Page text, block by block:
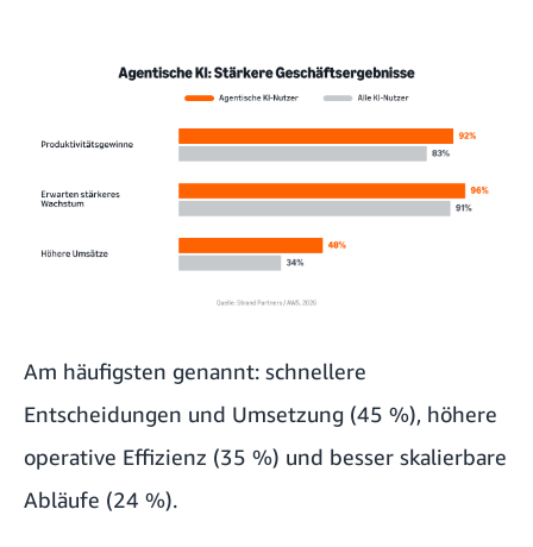
Am häufigsten genannt: schnellere
Entscheidungen und Umsetzung (45 %), höhere
operative Effizienz (35 %) und besser skalierbare
Abläufe (24 %).